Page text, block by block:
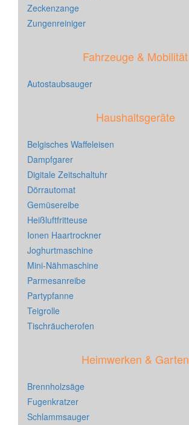
Zeckenzange
Zungenreiniger
Fahrzeuge & Mobilität
Autostaubsauger
Haushaltsgeräte
Belgisches Waffeleisen
Dampfgarer
Digitale Zeitschaltuhr
Dörrautomat
Gemüsereibe
Heißluftfritteuse
Ionen Haartrockner
Joghurtmaschine
Mini-Nähmaschine
Parmesanreibe
Partypfanne
Teigrolle
Tischräucherofen
Heimwerken & Garten
Brennholzsäge
Fugenkratzer
Schlammsauger